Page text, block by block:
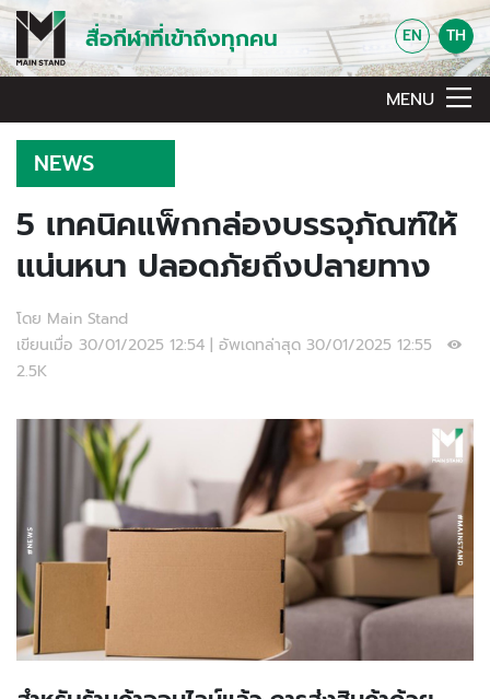
สื่อกีฬาที่เข้าถึงทุกคน EN TH
MENU
NEWS
5 เทคนิคแพ็กกล่องบรรจุภัณฑ์ให้
แน่นหนา ปลอดภัยถึงปลายทาง
โดย Main Stand
เขียนเมื่อ 30/01/2025 12:54 | อัพเดทล่าสุด 30/01/2025 12:55
2.5K